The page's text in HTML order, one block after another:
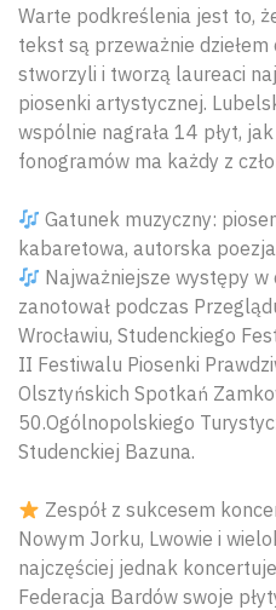
Warte podkreślenia jest to,
tekst są przeważnie dziełem
stworzyli i tworzą laureaci
piosenki artystycznej.
wspólnie nagrała 14 płyt,
fonogramów ma każdy z
Gatunek muzyczny:
kabaretowa, autorska
Najważniejsze występy
zanotował podczas
Wrocławiu, Studenckiego
II Festiwalu Piosenki
Olsztyńskich Spotkań
50.Ogólnopolskiego
Studenckiej Bazuna.
Zespół z sukcesem
Nowym Jorku, Lwowie i
najczęściej jednak
Federacja Bardów swoje